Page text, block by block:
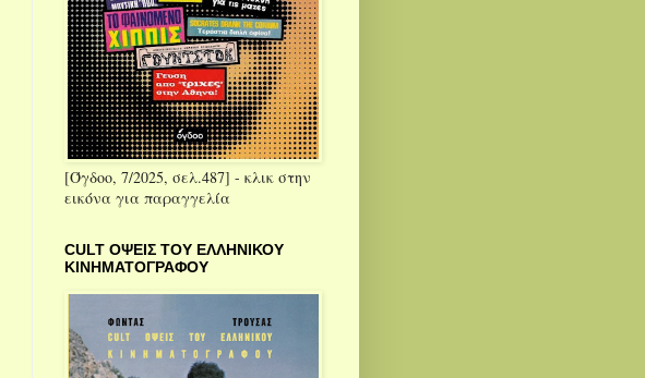
[Όγδοο, 7/2025, σελ.487] - κλικ στην
εικόνα για παραγγελία
CULT ΟΨΕΙΣ ΤΟΥ ΕΛΛΗΝΙΚΟΥ
ΚΙΝΗΜΑΤΟΓΡΑΦΟΥ